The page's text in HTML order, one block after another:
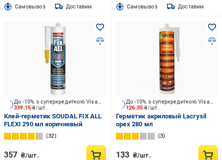
Cамовывоз Доставим Cамовывоз Доставим
339.15₴/шт.
До -10% з суперкредиткою Visa Вигода
Клей-герметик SOUDAL FIX ALL
FLEXI 290 мл коричневый
32
357 ₴/шт.
126.35₴/шт.
До -10% з суперкредиткою Visa Вигода
Герметик акриловый Lacrysil
орех 280 мл
3
133 ₴/шт.